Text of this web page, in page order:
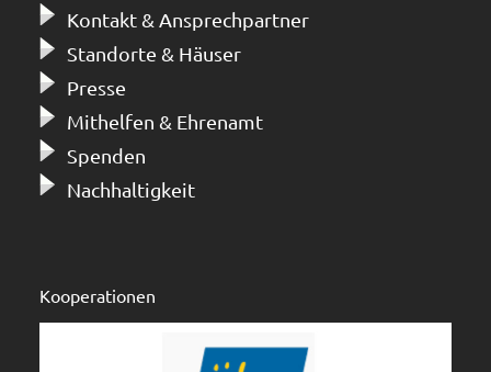
Kontakt & Ansprechpartner
Standorte & Häuser
Presse
Mithelfen & Ehrenamt
Spenden
Nachhaltigkeit
Kooperationen